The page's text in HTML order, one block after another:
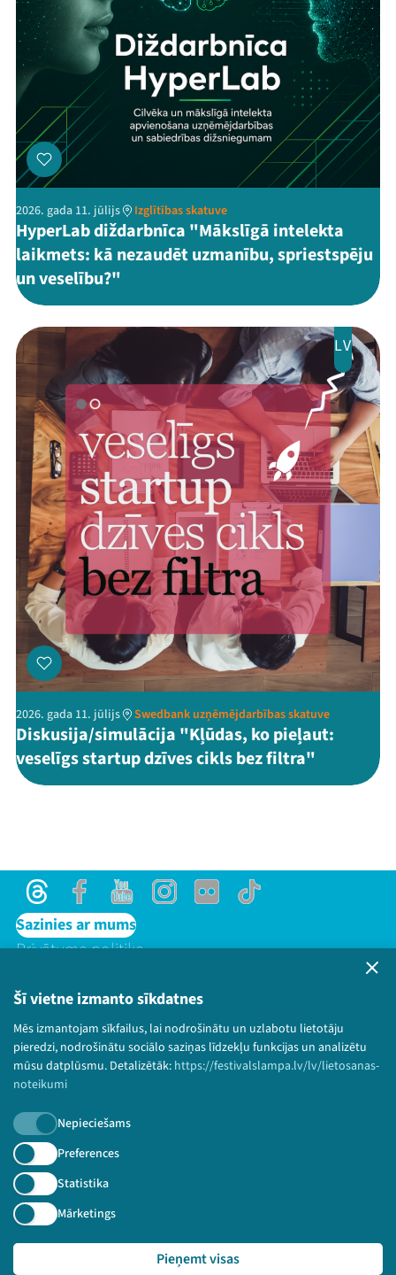
Šī vietne izmanto sīkdatnes
Mēs izmantojam sīkfailus, lai nodrošinātu un uzlabotu lietotāju
pieredzi, nodrošinātu sociālo saziņas līdzekļu funkcijas un analizētu
mūsu datplūsmu. Detalizētāk: https://festivalslampa.lv/lv/lietosanas-
noteikumi
Nepieciešams
Preferences
Statistika
Mārketings
Pieņemt visas
2026. gada 11. jūlijs Izglītības skatuve
HyperLab diždarbnīca "Mākslīgā intelekta
laikmets: kā nezaudēt uzmanību, spriestspēju
un veselību?"
LV
2026. gada 11. jūlijs Swedbank uzņēmējdarbības skatuve
Diskusija/simulācija "Kļūdas, ko pieļaut:
veselīgs startup dzīves cikls bez filtra"
ThreadsFacebookYoutubeInstagram
Flick TikTok
Sazinies ar mums
Privātuma politika
Bērnu aizsardzības politika
© 2026 Sarunu festivāls LAMPA Visas tiesības
paturētas.
Piesakies jaunumiem!
Nepalaid garām aktuālāko informāciju!